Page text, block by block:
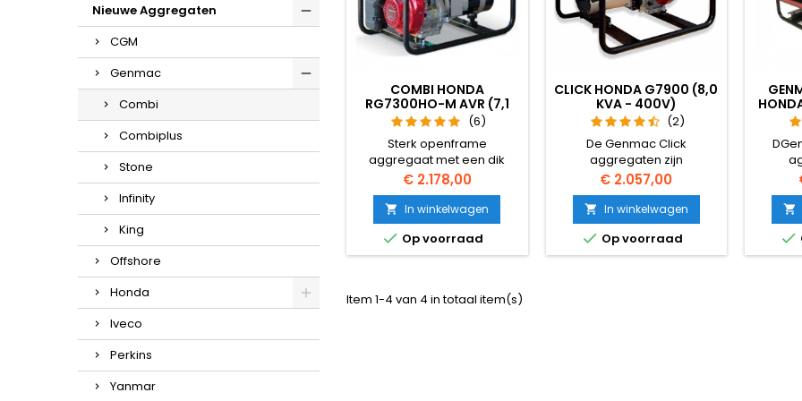
Nieuwe Aggregaten
CGM
Genmac
Combi
Combiplus
Stone
Infinity
King
Offshore
Honda
Iveco
Perkins
Yanmar
COMBI HONDA
RG7300HO-M AVR (7,1
KVA - 230V)(6)
Sterk openframe
aggregaat met een dik
robuust frame voorzien van
een Honda GX390 motor en
een grote 25L tank.
Uitstekend geschikt voor de
bouw en klus
werkzaamheden. Het
regeling) voor een stabiele
Prijs
€ 2.178,00
 In winkelwagen
 Op voorraad
CLICK HONDA G7900 (8,0
KVA - 400V)
(2)
De Genmac Click
aggregaten zijn
professionele open frame
aggregaten. Dit driefasige
model maakt deel uit van
de Click-benzineserie. Dit
aggregaat is voorzien van
een 1 cilinder 4-takt GX390
Prijs
€ 2.057,00
 In winkelwagen
 Op voorraad


Item 1-4 van 4 in totaal item(s)